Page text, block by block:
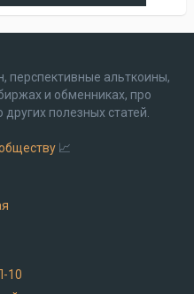
перспективные альткоины,
и обменниках, про
полезных статей.
📈
10